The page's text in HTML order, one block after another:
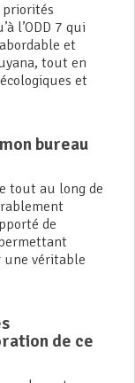
priorités
l’ODD 7 qui
et
tout en
et
bureau
tout au long de
de
une véritable
de ce